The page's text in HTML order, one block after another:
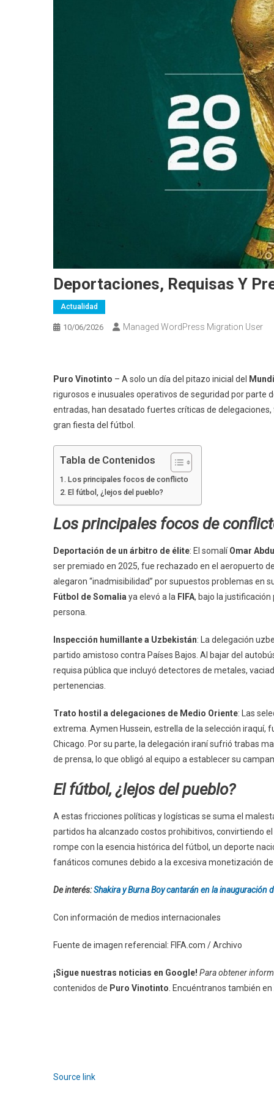
Deportaciones, Requisas Y
Actualidad
10/06/2026 Managed WordPress Migration User
Puro Vinotinto – A solo un día del pitazo inicial del
rigurosos e inusuales operativos de seguridad por parte
entradas, han desatado fuertes críticas de
gran fiesta del fútbol.
Tabla de Contenidos
Los principales focos de conflicto
El fútbol, ¿lejos del pueblo?
Los principales focos de
Deportación de un árbitro de élite: El somalíOmar
ser premiado en 2025, fue rechazado en el aeropuerto
alegaron “inadmisibilidad” por supuestos problemas en
Fútbol de Somalia ya elevó a la FIFA, bajo la justificación
persona.
Inspección humillante a Uzbekistán: La delegación
partido amistoso contra Países Bajos. Al bajar del
requisa pública que incluyó detectores de metales,
pertenencias.
Trato hostil a delegaciones de Medio Oriente: Las
extrema. Aymen Hussein, estrella de la selección
Chicago. Por su parte, la delegación iraní sufrió trabas
de prensa, lo que obligó al equipo a establecer su
El fútbol, ¿lejos del pueblo?
A estas fricciones políticas y logísticas se suma el
partidos ha alcanzado costos prohibitivos, convirtiendo
rompe con la esencia histórica del fútbol, un deporte
fanáticos comunes debido a la excesiva monetización de
De interés:Shakira y Burna Boy cantarán en la inauguración
Con información de medios internacionales
Fuente de imagen referencial: FIFA.com / Archivo
¡Sigue nuestras noticias en Google! Para obtener
contenidos de Puro Vinotinto . Encuéntranos también en
Source link